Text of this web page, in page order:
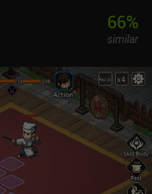
66%
similar